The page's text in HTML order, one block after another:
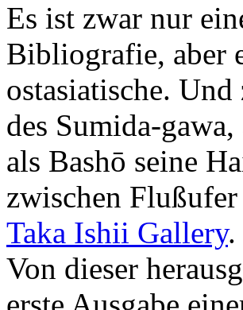
Es ist zwar nur
Bibliografie, aber
ostasiatische.
des Sumida-
als Bashō seine
zwischen
Taka Ishii Gallery.
Von dieser